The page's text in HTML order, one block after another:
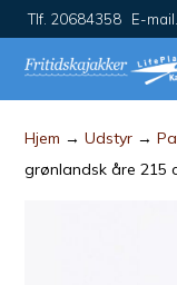
Tlf. 20684358 E-
Hjem →Udstyr →
grønlandsk åre 215